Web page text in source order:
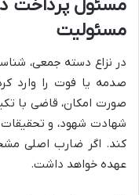
مسئول پرداخت
مسئولیت
در نزاع دسته جمعی،
صدمه یا فوت را وارد
صورت امکان، قاضی با
شهادت شهود، و
کند. اگر ضارب اصلی
عهده خواهد داشت.